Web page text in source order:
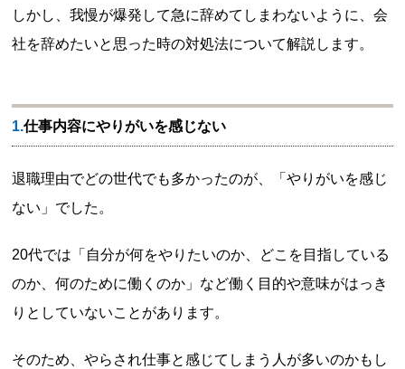
しかし、我慢が爆発して急に辞めてしまわないように、会
社を辞めたいと思った時の対処法について解説します。
1.仕事内容にやりがいを感じない
退職理由でどの世代でも多かったのが、「やりがいを感じ
ない」でした。
20代では「自分が何をやりたいのか、どこを目指している
のか、何のために働くのか」など働く目的や意味がはっき
りとしていないことがあります。
そのため、やらされ仕事と感じてしまう人が多いのかもし